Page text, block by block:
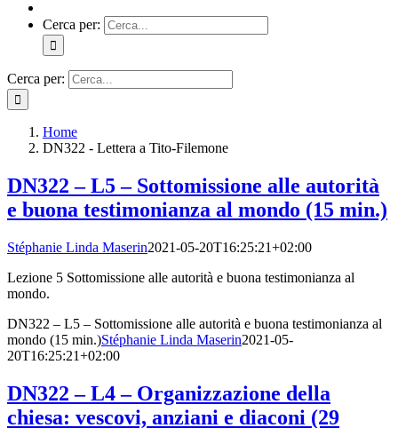
Cerca per:
Cerca per:
Home
DN322 - Lettera a Tito-Filemone
DN322 – L5 – Sottomissione alle autorità
e buona testimonianza al mondo (15 min.)
Stéphanie Linda Maserin2021-05-20T16:25:21+02:00
Lezione 5 Sottomissione alle autorità e buona testimonianza al
mondo.
DN322 – L5 – Sottomissione alle autorità e buona testimonianza al
mondo (15 min.)Stéphanie Linda Maserin2021-05-
20T16:25:21+02:00
DN322 – L4 – Organizzazione della
chiesa: vescovi, anziani e diaconi (29